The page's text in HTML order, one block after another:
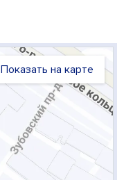
Показать на карте